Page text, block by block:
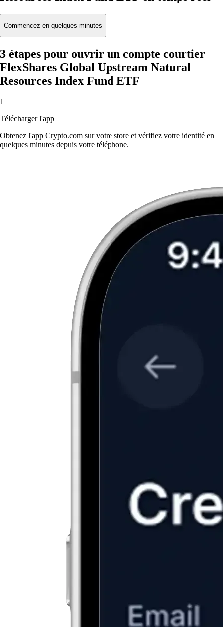
Commencez en quelques minutes
3 étapes pour ouvrir un compte courtier
FlexShares Global Upstream Natural
Resources Index Fund ETF
1
Télécharger l'app
Obtenez l'app Crypto.com sur votre store et vérifiez votre identité en
quelques minutes depuis votre téléphone.